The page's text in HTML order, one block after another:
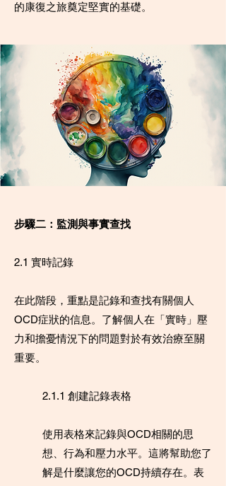
的康復之旅奠定堅實的基礎。
步驟二：監測與事實查找
2.1 實時記錄
在此階段，重點是記錄和查找有關個人
OCD症狀的信息。了解個人在「實時」壓
力和擔憂情況下的問題對於有效治療至關
重要。
2.1.1 創建記錄表格
使用表格來記錄與OCD相關的思
想、行為和壓力水平。這將幫助您了
解是什麼讓您的OCD持續存在。表